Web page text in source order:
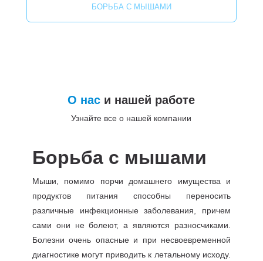
БОРЬБА С МЫШАМИ
О нас и нашей работе
Узнайте все о нашей компании
Борьба с мышами
Мыши, помимо порчи домашнего имущества и
продуктов питания способны переносить
различные инфекционные заболевания, причем
сами они не болеют, а являются разносчиками.
Болезни очень опасные и при несвоевременной
диагностике могут приводить к летальному исходу.